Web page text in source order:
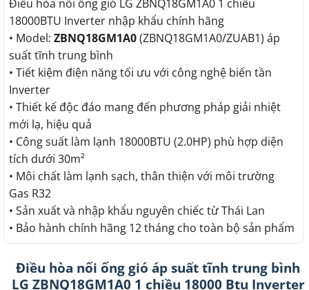
23.650.000.
Điều hòa nối ống gió LG ZBNQ18GM1A0 1 chiều
18000BTU Inverter nhập khẩu chính hãng
• Model: ZBNQ18GM1A0(ZBNQ18GM1A0/ZUAB1) áp
suất tĩnh trung bình
• Tiết kiệm điện năng tối ưu với công nghệ biến tần
Inverter
• Thiết kế độc đáo mang đến phương pháp giải nhiệt
mới lạ, hiệu quả
• Công suất làm lạnh 18000BTU (2.0HP) phù hợp diện
tích dưới 30m²
• Môi chất làm lạnh sạch, thân thiện với môi trường
Gas R32
• Sản xuất và nhập khẩu nguyên chiếc từ Thái Lan
• Bảo hành chính hãng 12 tháng cho toàn bộ sản phẩm
Điều hòa nối ống gió áp suất tĩnh trung bình
LG ZBNQ18GM1A0 1 chiều 18000 Btu Inverter